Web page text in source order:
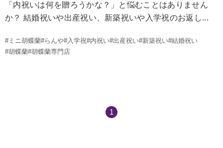
「内祝いは何を贈ろうかな？」と悩むことはありません
か？ 結婚祝いや出産祝い、新築祝いや入学祝のお返し...
#ミニ胡蝶蘭#らんや#入学祝#内祝い#出産祝い#新築祝い#結婚祝い
#胡蝶蘭#胡蝶蘭専門店
1